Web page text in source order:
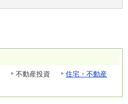
不動産投資
住宅・不動産